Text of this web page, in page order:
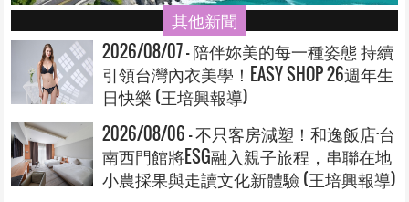
其他新聞
2026/08/07 - 陪伴妳美的每一種姿態 持續
引領台灣內衣美學！EASY SHOP 26週年生
日快樂 (王培興報導)
2026/08/06 - 不只客房減塑！和逸飯店·台
南西門館將ESG融入親子旅程，串聯在地
小農採果與走讀文化新體驗 (王培興報導)